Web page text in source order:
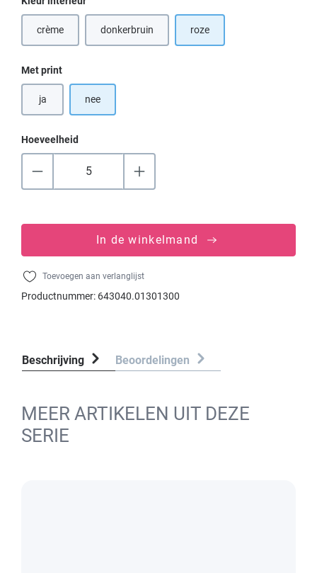
crème(Deze optie is momenteel niet beschikbaar.)
donkerbruin(Deze optie is momenteel niet beschikbaar.)
roze
Selecteer
Met print
ja nee
Hoeveelheid
In de winkelmand
Toevoegen aan verlanglijst
Productnummer: 643040.01301300
Beschrijving Beoordelingen
MEER ARTIKELEN UIT DEZE
SERIE